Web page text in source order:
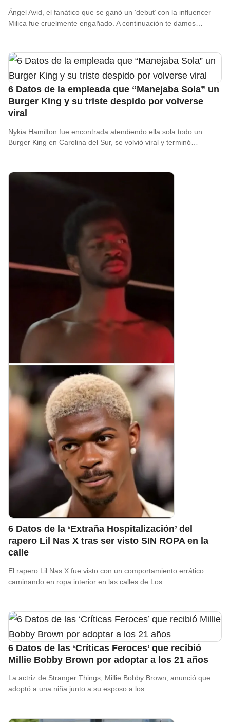
Ángel Avid, el fanático que se ganó un ‘debut’ con la influencer
Milica fue cruelmente engañado. A continuación te damos…
6 Datos de la empleada que “Manejaba Sola” un
Burger King y su triste despido por volverse
viral
Nykia Hamilton fue encontrada atendiendo ella sola todo un
Burger King en Carolina del Sur, se volvió viral y terminó…
6 Datos de la ‘Extraña Hospitalización’ del
rapero Lil Nas X tras ser visto SIN ROPA en la
calle
El rapero Lil Nas X fue visto con un comportamiento errático
caminando en ropa interior en las calles de Los…
6 Datos de las ‘Críticas Feroces’ que recibió
Millie Bobby Brown por adoptar a los 21 años
La actriz de Stranger Things, Millie Bobby Brown, anunció que
adoptó a una niña junto a su esposo a los…